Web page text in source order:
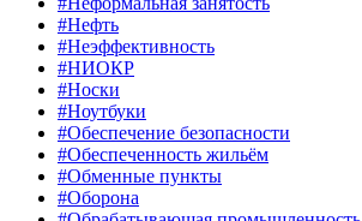
#Нефть
#Неэффективность
#НИОКР
#Носки
#Ноутбуки
#Обеспечение безопасности
#Обеспеченность жильём
#Обменные пункты
#Оборона